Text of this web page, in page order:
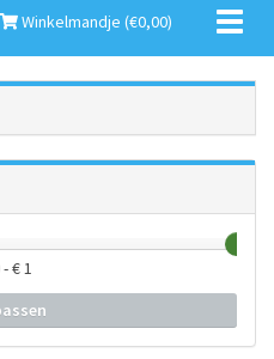
Winkelmandje (€0,00)
- €1